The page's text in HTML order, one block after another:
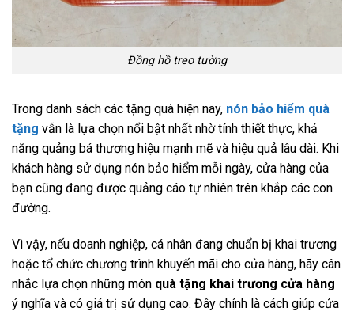
Đồng hồ treo tường
Trong danh sách các tặng quà hiện nay, nón bảo hiểm quà
tặng vẫn là lựa chọn nổi bật nhất nhờ tính thiết thực, khả
năng quảng bá thương hiệu mạnh mẽ và hiệu quả lâu dài. Khi
khách hàng sử dụng nón bảo hiểm mỗi ngày, cửa hàng của
bạn cũng đang được quảng cáo tự nhiên trên khắp các con
đường.
Vì vậy, nếu doanh nghiệp, cá nhân đang chuẩn bị khai trương
hoặc tổ chức chương trình khuyến mãi cho cửa hàng, hãy cân
nhắc lựa chọn những món quà tặng khai trương cửa hàng
ý nghĩa và có giá trị sử dụng cao. Đây chính là cách giúp cửa